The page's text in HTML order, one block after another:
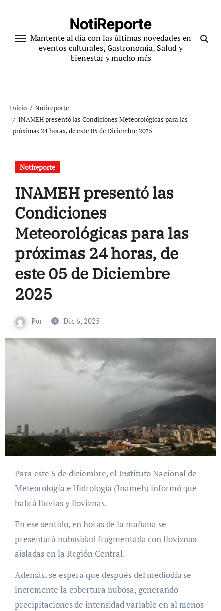
contenido
NotiReporte
Mantente al día con las últimas novedades en
eventos culturales, Gastronomía, Salud y
bienestar y mucho más
Inicio
Notireporte
INAMEH presentó las Condiciones Meteorológicas para las
próximas 24 horas, de este 05 de Diciembre 2025
Notireporte
INAMEH presentó las
Condiciones
Meteorológicas para las
próximas 24 horas, de
este 05 de Diciembre
2025
Por Dic 6, 2025
Para este 5 de diciembre, el Instituto Nacional de
Meteorología e Hidrología (Inameh) informó que
habrá lluvias y lloviznas.
En ese sentido, en horas de la mañana se
presentará nubosidad fragmentada con lloviznas
aisladas en la Región Central.
Además, se espera que después del mediodía se
incremente la cobertura nubosa, generando
precipitaciones de intensidad variable en al menos